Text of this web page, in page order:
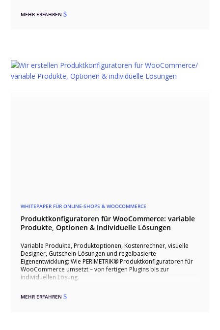
MEHR ERFAHREN$
WHITEPAPER FÜR ONLINE-SHOPS & WOOCOMMERCE
Produktkonfiguratoren für WooCommerce: variable
Produkte, Optionen & individuelle Lösungen
Variable Produkte, Produktoptionen, Kostenrechner, visuelle
Designer, Gutschein-Lösungen und regelbasierte
Eigenentwicklung: Wie PERIMETRIK® Produktkonfiguratoren für
WooCommerce umsetzt – von fertigen Plugins bis zur
individuellen Lösung.
MEHR ERFAHREN$